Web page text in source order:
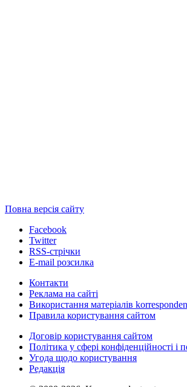
Повна версія сайту
Facebook
Twitter
RSS-стрічки
E-mail розсилка
Контакти
Реклама на сайті
Використання матеріалів
Правила користування сайтом
Договір користування сайтом
Політика у сфері конфіденційності і
Угода щодо користування
Редакція